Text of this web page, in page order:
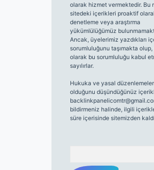
olarak hizmet vermektedir. Bu
sitedeki içerikleri proaktif
denetleme veya araştırma
yükümlülüğümüz
Ancak, üyelerimiz yazdıkları
sorumluluğunu taşımakta
olarak bu sorumluluğu kabul
sayılırlar.
Hukuka ve yasal
olduğunu düşündüğünüz
bildirmeniz halinde, ilgili
süre içerisinde sitemizden